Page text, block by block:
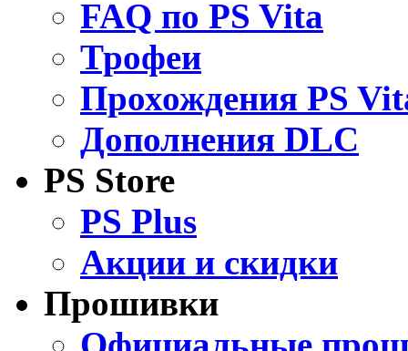
FAQ по PS Vita
Трофеи
Прохождения PS
Дополнения DLC
PS Store
PS Plus
Акции и скидки
Прошивки